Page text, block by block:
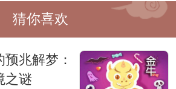
境中的细节，比如老人的神
状态等，或许可以从这些细
的解释。
老人捞鱼通常都是一个积极
猜你喜欢
兆解梦：
之谜